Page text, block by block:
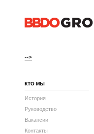
-->
КТО МЫ
История
Руководство
Вакансии
Контакты